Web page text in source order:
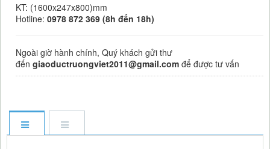
KT: (1600x247x800)mm
Hotline: 0978 872 369 (8h đến 18h)
Ngoài giờ hành chính, Quý khách gửi thư
đến giaoductruongviet2011@gmail.com để được tư vấn